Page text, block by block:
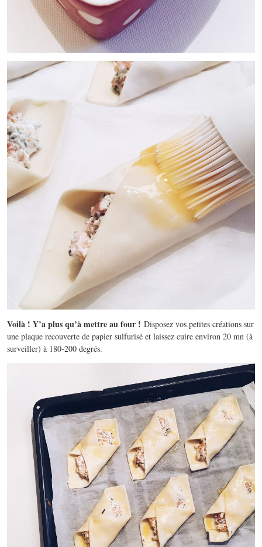
Voilà ! Y’a plus qu’à mettre au four ! Disposez vos petites créations sur
une plaque recouverte de papier sulfurisé et laissez cuire environ 20 mn (à
surveiller) à 180-200 degrés.